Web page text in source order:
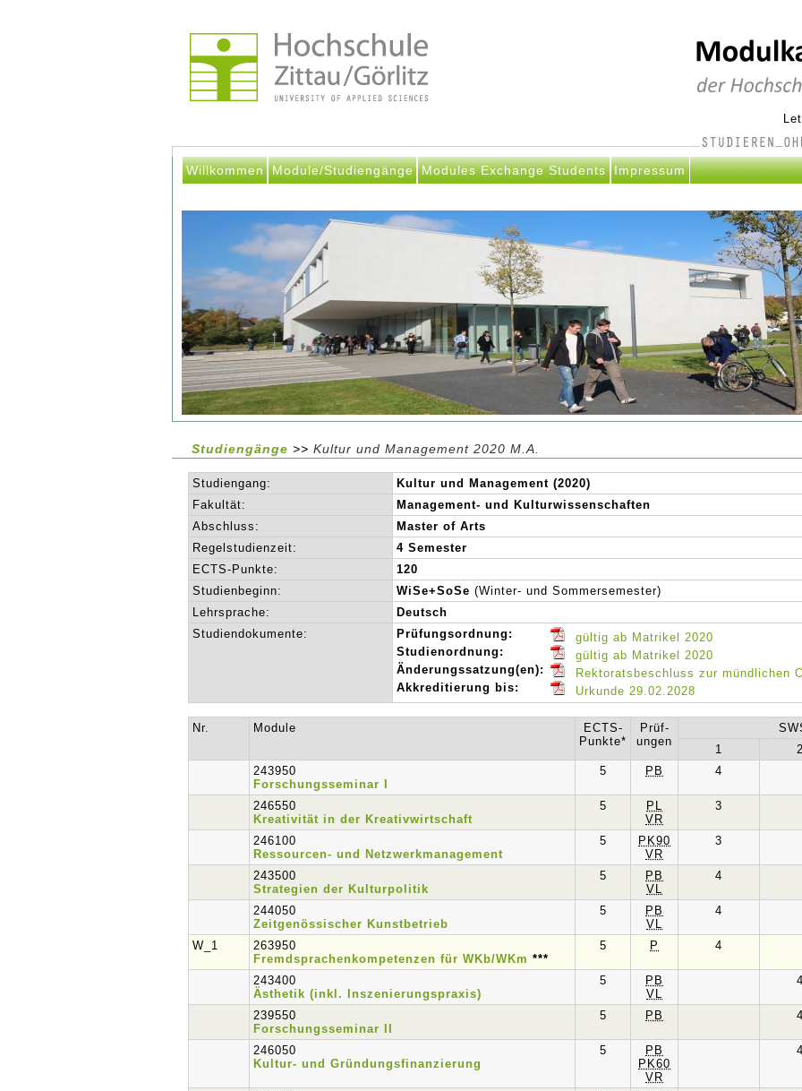
Willkommen Module/Studiengänge Modules Exchange Students Impressum
Studiengänge >>Kultur und Management 2020 M.A.
Studiengang:
Kultur und Management (2020)
Fakultät:
Management- und Kulturwissenschaften
Abschluss:
Master of Arts
Regelstudienzeit:
4 Semester
ECTS-Punkte:
120
Studienbeginn:
WiSe+SoSe (Winter- und Sommersemester)
Lehrsprache:
Deutsch
Studiendokumente:
Prüfungsordnung:
gültig ab Matrikel 2020
Studienordnung:
gültig ab Matrikel 2020
Änderungssatzung(en):
Rektoratsbeschluss zur mündlichen
Akkreditierung bis:
Urkunde 29.02.2028
Nr. Module
ECTS-
Punkte*
Prüf-
ungen
1
2
243950
Forschungsseminar I
5 PB 4
246550
Kreativität in der Kreativwirtschaft
5
PL
VR
3
246100
Ressourcen- und Netzwerkmanagement
5
PK90
VR
3
243500
Strategien der Kulturpolitik
5
PB
VL
4
244050
Zeitgenössischer Kunstbetrieb
5
PB
VL
4
W_1
263950
Fremdsprachenkompetenzen für WKb/WKm ***
5 P 4
243400
Ästhetik (inkl. Inszenierungspraxis)
5
PB
VL
4
239550
Forschungsseminar II
5 PB 4
246050
Kultur- und Gründungsfinanzierung
5
PB
PK60
VR
4